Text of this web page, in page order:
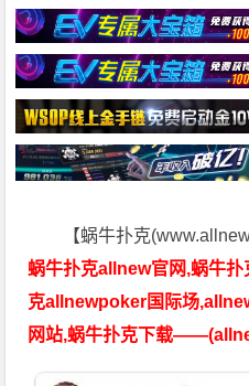
【蜗牛扑克
蜗牛扑克allnew官网,蜗牛
克allnewpoker国际场
网站,蜗牛扑克下载